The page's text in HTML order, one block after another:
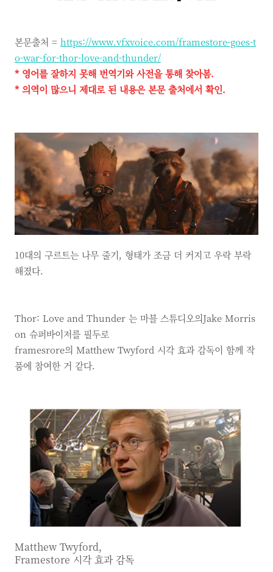
본문출처 = https://www.vfxvoice.com/framestore-goes-t
o-war-for-thor-love-and-thunder/
* 영어를 잘하지 못해 번역기와 사전을 통해 찾아봄.
* 의역이 많으니 제대로 된 내용은 본문 출처에서 확인.
10대의 구르트는 나무 줄기, 형태가 조금 더 커지고 우락 부락
해졌다.
Thor: Love and Thunder 는 마블 스튜디오의Jake Morris
on 슈퍼바이저를 필두로
framesrore의 Matthew Twyford 시각 효과 감독이 함께 작
품에 참여한 거 같다.
Matthew Twyford,
Framestore 시각 효과 감독